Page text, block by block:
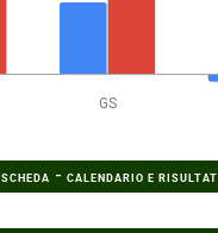
GS
SCHEDA - CALENDARIO E RISULTATI